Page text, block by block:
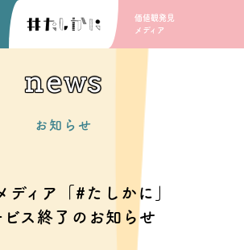
価値観発見
メディア
news
お知らせ
ディア「#たしかに」
ビス終了のお知らせ